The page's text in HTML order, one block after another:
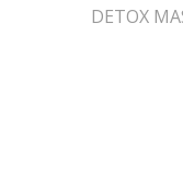
DETOX